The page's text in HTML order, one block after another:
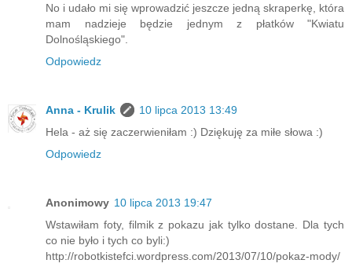
No i udało mi się wprowadzić jeszcze jedną skraperkę, która
mam nadzieje będzie jednym z płatków "Kwiatu
Dolnośląskiego".
Odpowiedz
Anna - Krulik
10 lipca 2013 13:49
Hela - aż się zaczerwieniłam :) Dziękuję za miłe słowa :)
Odpowiedz
Anonimowy 10 lipca 2013 19:47
Wstawiłam foty, filmik z pokazu jak tylko dostane. Dla tych
co nie było i tych co byli:)
http://robotkistefci.wordpress.com/2013/07/10/pokaz-mody/